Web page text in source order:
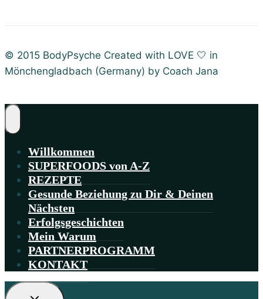
© 2015 BodyPsyche Created with LOVE 🤍 in
Mönchengladbach (Germany) by Coach Jana
Willkommen
SUPERFOODS von A-Z
REZEPTE
Gesunde Beziehung zu Dir & Deinen
Nächsten
Erfolgsgeschichten
Mein Warum
PARTNERPROGRAMM
KONTAKT